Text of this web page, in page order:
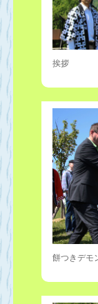
挨拶
餅つきデモ